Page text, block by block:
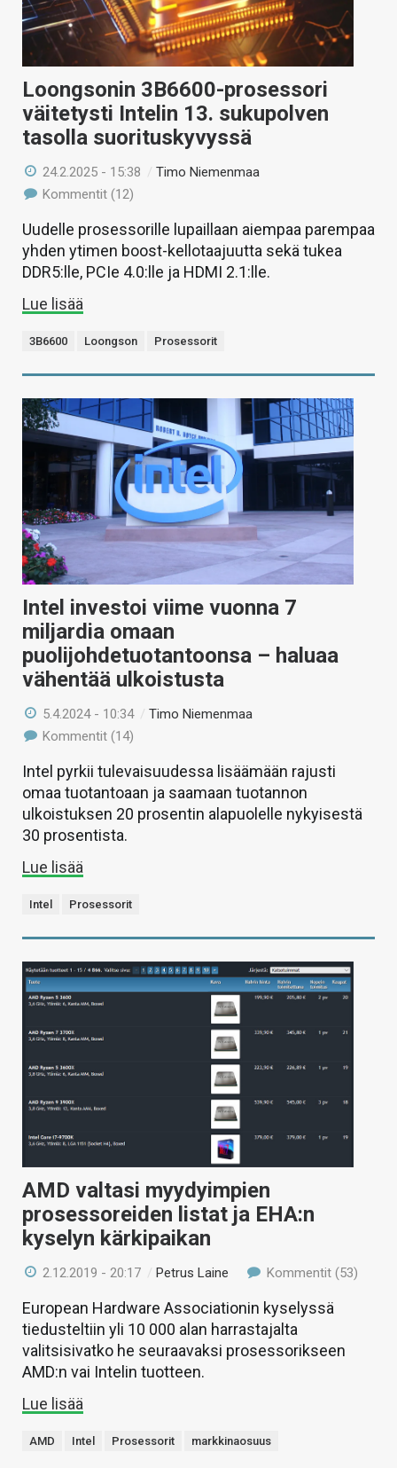
VAIHDA TEEMA
HAKU
Loongsonin 3B6600-prosessori
väitetysti Intelin 13. sukupolven
tasolla suorituskyvyssä
24.2.2025 - 15:38 /Timo Niemenmaa
Kommentit (12)
Uudelle prosessorille lupaillaan aiempaa parempaa
yhden ytimen boost-kellotaajuutta sekä tukea
DDR5:lle, PCIe 4.0:lle ja HDMI 2.1:lle.
Lue lisää
3B6600 Loongson Prosessorit
Intel investoi viime vuonna 7
miljardia omaan
puolijohdetuotantoonsa – haluaa
vähentää ulkoistusta
5.4.2024 - 10:34 /Timo Niemenmaa
Kommentit (14)
Intel pyrkii tulevaisuudessa lisäämään rajusti
omaa tuotantoaan ja saamaan tuotannon
ulkoistuksen 20 prosentin alapuolelle nykyisestä
30 prosentista.
Lue lisää
Intel Prosessorit
AMD valtasi myydyimpien
prosessoreiden listat ja EHA:n
kyselyn kärkipaikan
2.12.2019 - 20:17 /Petrus Laine Kommentit (53)
European Hardware Associationin kyselyssä
tiedusteltiin yli 10 000 alan harrastajalta
valitsisivatko he seuraavaksi prosessorikseen
AMD:n vai Intelin tuotteen.
Lue lisää
AMD Intel Prosessorit markkinaosuus